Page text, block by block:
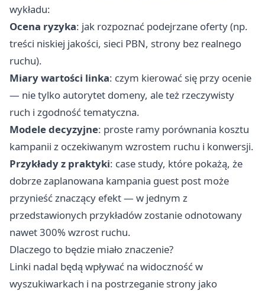
wykładu:
Ocena ryzyka: jak rozpoznać podejrzane oferty (np.
treści niskiej jakości, sieci PBN, strony bez realnego
ruchu).
Miary wartości linka: czym kierować się przy ocenie
— nie tylko autorytet domeny, ale też rzeczywisty
ruch i zgodność tematyczna.
Modele decyzyjne: proste ramy porównania kosztu
kampanii z oczekiwanym wzrostem ruchu i konwersji.
Przykłady z praktyki: case study, które pokażą, że
dobrze zaplanowana kampania guest post może
przynieść znaczący efekt — w jednym z
przedstawionych przykładów zostanie odnotowany
nawet 300% wzrost ruchu.
Dlaczego to będzie miało znaczenie?
Linki nadal będą wpływać na widoczność w
wyszukiwarkach i na postrzeganie strony jako